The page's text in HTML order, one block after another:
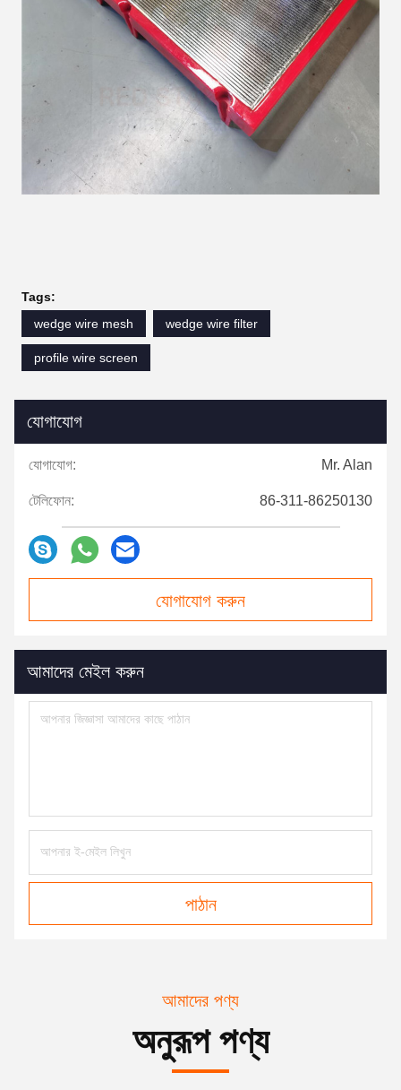
Tags:
wedge wire mesh
wedge wire filter
profile wire screen
যোগাযোগ
যোগাযোগ: Mr. Alan
টেলিফোন: 86-311-86250130
যোগাযোগ করুন
আমাদের মেইল ​​করুন
পাঠান
আমাদের পণ্য
অনুরূপ পণ্য